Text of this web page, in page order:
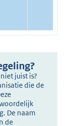
juist is?
die de
De naam
de